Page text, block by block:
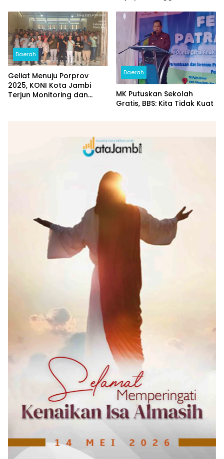
Daerah
Geliat Menuju Porprov
2025, KONI Kota Jambi
Terjun Monitoring dan
Daerah
MK Putuskan Sekolah
Gratis, BBS: Kita Tidak Kuat